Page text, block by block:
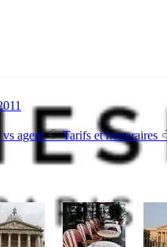
vs agent Tarifs et honoraires